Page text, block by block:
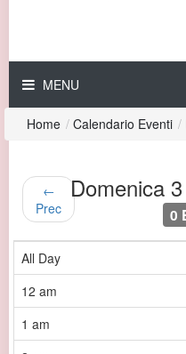
MENU
Home / Calendario Eventi /
←
Prec
Domenica
0
All Day
12 am
1 am